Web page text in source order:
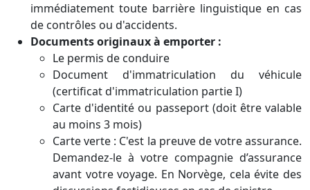
immédiatement toute barrière linguistique en cas
de contrôles ou d'accidents.
Documents originaux à emporter :
Le permis de conduire
Document d'immatriculation du véhicule
(certificat d'immatriculation partie I)
Carte d'identité ou passeport (doit être valable
au moins 3 mois)
Carte verte : C'est la preuve de votre assurance.
Demandez-le à votre compagnie d’assurance
avant votre voyage. En Norvège, cela évite des